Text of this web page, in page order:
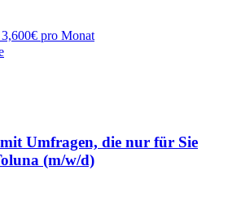
pro Monat
Umfragen, die nur für Sie
(m/w/d)